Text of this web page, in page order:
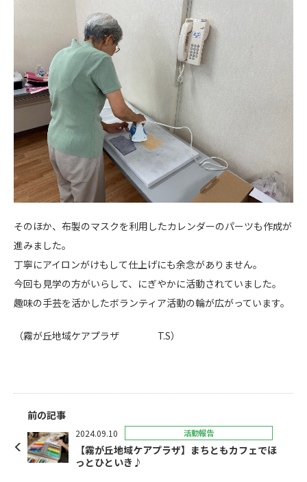
そのほか、布製のマスクを利用したカレンダーのパーツも作成が
進みました。
丁寧にアイロンがけもして仕上げにも余念がありません。
今回も見学の方がいらして、にぎやかに活動されていました。
趣味の手芸を活かしたボランティア活動の輪が広がっています。
（霧が丘地域ケアプラザ T.S）
前の記事
2024.09.10 活動報告
【霧が丘地域ケアプラザ】まちともカフェでほ
っとひといき♪